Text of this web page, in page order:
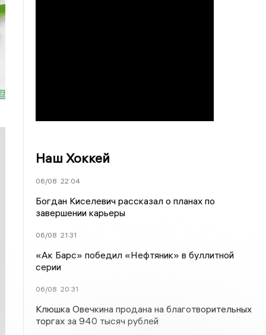
Наш Хоккей
06/08 22:04
Богдан Киселевич рассказал о планах по
завершении карьеры
06/08 21:31
«Ак Барс» победил «Нефтяник» в буллитной
серии
06/08 20:31
Клюшка Овечкина продана на благотворительных
торгах за 940 тысяч рублей